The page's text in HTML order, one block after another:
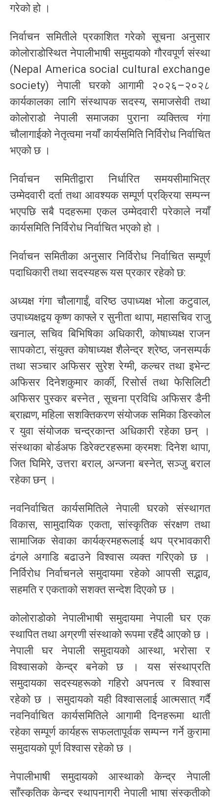
गरेको हो ।
निर्वाचन समितीले प्रकाशित गरेको सूचना अनुसार
कोलोराडोस्थित नेपालीभाषी समुदायको गौरवपूर्ण संस्था
(Nepal America social cultural exchange
society) नेपाली घरको आगामी २०२६–२०२८
कार्यकालका लागि संस्थापक सदस्य, समाजसेवी तथा
कोलोराडो नेपाली समाजका पुराना व्यक्तित्व गंगा
चौलागाईको नेतृत्वमा नयाँ कार्यसमिति निर्विरोध निर्वाचित
भएको छ ।
निर्वाचन समितीद्वारा निर्धारित समयसीमाभित्र
उम्मेदवारी दर्ता तथा आवश्यक सम्पूर्ण प्रक्रिया सम्पन्न
भएपछि सबै पदहरूमा एकल उम्मेदवारी परेकाले नयाँ
कार्यसमिति निर्विरोध निर्वाचित भएको हो ।
निर्वाचन समितीका अनुसार निर्विरोध निर्वाचित सम्पूर्ण
पदाधिकारी तथा सदस्यहरू यस प्रकार रहेको छ:
अध्यक्ष गंगा चौलागाईं, वरिष्ठ उपाध्यक्ष भोला कटुवाल,
उपाध्यक्षद्वय कृष्ण काफ्ले र सुनीता थापा, महासचिव राजु
खनाल, सचिव बिभिषिका अधिकारी, कोषाध्यक्ष राजन
सापकोटा, संयुक्त कोषाध्यक्ष शैलेन्द्र श्रेष्ठ, जनसम्पर्क
तथा सञ्चार अफिसर सुरेश रेग्मी, कल्चर तथा इभेन्ट
अफिसर दिनेशकुमार कार्की, रिसोर्स तथा फेसिलिटी
अफिसर पुस्कर बस्नेत , सूचना प्रविधि अफिसर डैनी
ब्राह्मण, महिला सशक्तिकरण संयोजक समिका डिस्कोल
र युवा संयोजक चन्द्रकान्त अधिकारी रहेका छन् ।
संस्थाका बोर्डअफ डिरेक्टरहरूमा क्रमश: दिनेश थापा,
जित घिमिरे, उत्तरा बराल, अन्जना बस्नेत, सञ्जु बराल
रहेका छन् ।
नवनिर्वाचित कार्यसमितिले नेपाली घरको संस्थागत
विकास, सामुदायिक एकता, सांस्कृतिक संरक्षण तथा
सामाजिक सेवाका कार्यक्रमहरूलाई थप प्रभावकारी
ढंगले अगाडि बढाउने विश्वास व्यक्त गरिएको छ ।
निर्विरोध निर्वाचनले समुदायमा रहेको आपसी सद्भाव,
सहमति र एकताको सशक्त सन्देश दिएको छ ।
कोलोराडोको नेपालीभाषी समुदायमा नेपाली घर एक
स्थापित तथा अग्रणी संस्थाको रूपमा रहँदै आएको छ ।
नेपाली घर नेपाली समुदायको आस्था, भरोसा र
विश्वासको केन्द्र बनेको छ । यस संस्थाप्रति
समुदायका सदस्यहरूको गहिरो अपनत्व र विश्वास
रहेको छ । समुदायको यही विश्वासलाई आत्मसात् गर्दै
नवनिर्वाचित कार्यसमितिले आगामी दिनहरूमा थाती
रहेका सम्पूर्ण कार्यहरू सफलतापूर्वक सम्पन्न गर्ने कुरामा
समुदायको पूर्ण विश्वास रहेको छ ।
नेपालीभाषी समुदायको आस्थाको केन्द्र नेपाली
साँस्कृतिक केन्द्र स्थापनागरी नेपाली भाषा संस्कृतीको